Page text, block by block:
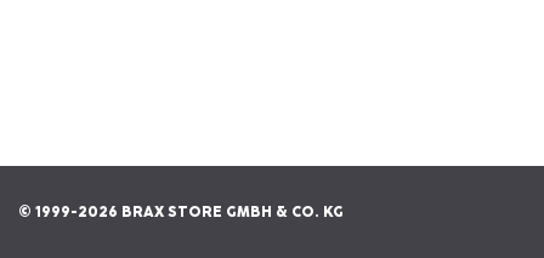
© 1999-2026 BRAX STORE GMBH & CO. KG